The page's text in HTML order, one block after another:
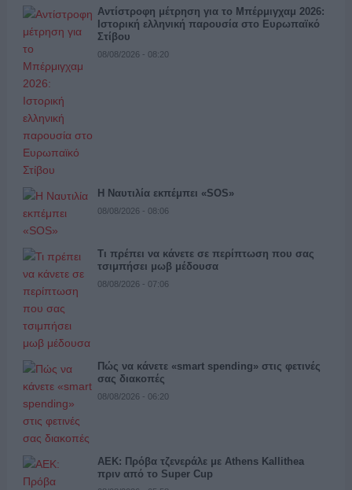
Αντίστροφη μέτρηση για το Μπέρμιγχαμ 2026:
Ιστορική ελληνική παρουσία στο Ευρωπαϊκό
Στίβου
08/08/2026 - 08:20
Η Ναυτιλία εκπέμπει «SOS»
08/08/2026 - 08:06
Τι πρέπει να κάνετε σε περίπτωση που σας
τσιμπήσει μωβ μέδουσα
08/08/2026 - 07:06
Πώς να κάνετε «smart spending» στις φετινές
σας διακοπές
08/08/2026 - 06:20
ΑΕΚ: Πρόβα τζενεράλε με Athens Kallithea
πριν από το Super Cup